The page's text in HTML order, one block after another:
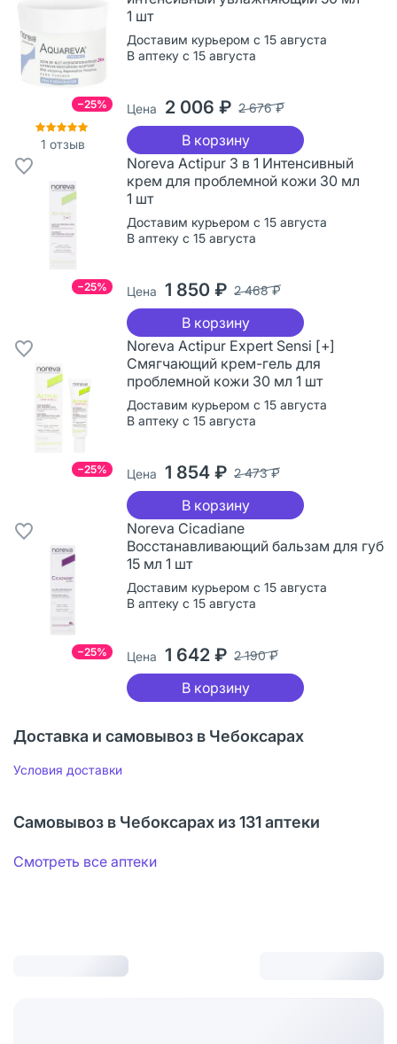
−25%
1 отзыв
1 шт
Доставим курьером с 15 августа
В аптеку с 15 августа
Цена 2 006 ₽ 2 676 ₽
В корзину
−25%
Noreva Actipur 3 в 1 Интенсивный
крем для проблемной кожи 30 мл
1 шт
Доставим курьером с 15 августа
В аптеку с 15 августа
Цена 1 850 ₽ 2 468 ₽
В корзину
−25%
Noreva Actipur Expert Sensi [+]
Смягчающий крем-гель для
проблемной кожи 30 мл 1 шт
Доставим курьером с 15 августа
В аптеку с 15 августа
Цена 1 854 ₽ 2 473 ₽
В корзину
−25%
Noreva Cicadiane
Восстанавливающий бальзам для губ
15 мл 1 шт
Доставим курьером с 15 августа
В аптеку с 15 августа
Цена 1 642 ₽ 2 190 ₽
В корзину
Доставка и самовывоз в Чебоксарах
Условия доставки
Самовывоз в Чебоксарах из 131 аптеки
Смотреть все аптеки